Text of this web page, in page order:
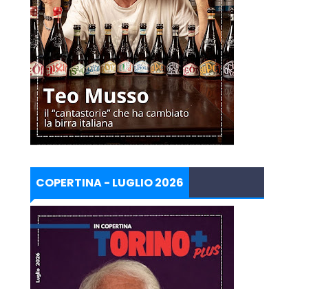
COPERTINA - LUGLIO 2026